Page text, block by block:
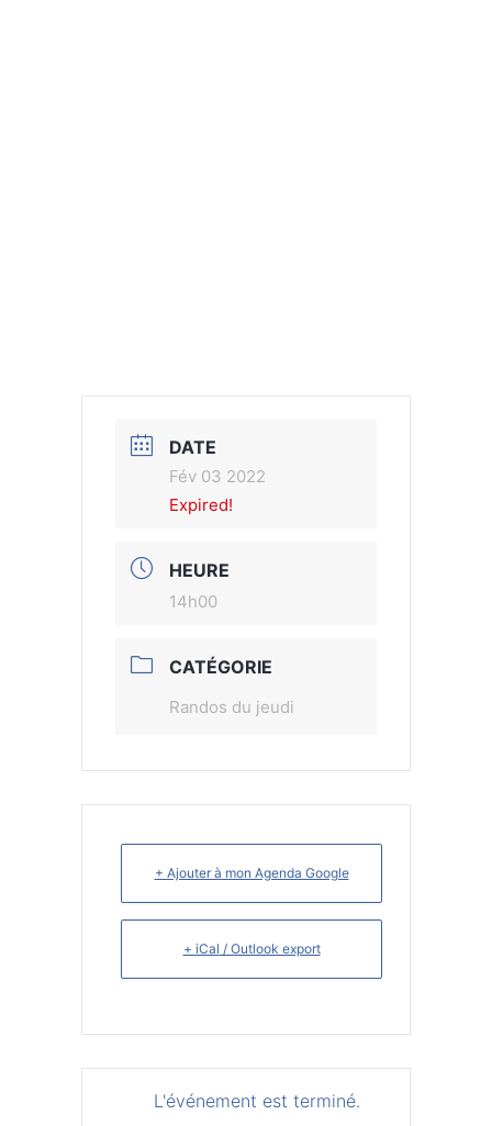
DATE
Fév 03 2022
Expired!
HEURE
14h00
CATÉGORIE
Randos du jeudi
+ Ajouter à mon Agenda Google
+ iCal / Outlook export
L'événement est terminé.